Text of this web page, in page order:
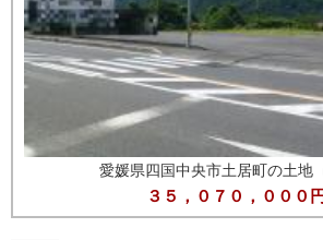
愛媛県四国中央市土居町の土地
３５，０７０，０００